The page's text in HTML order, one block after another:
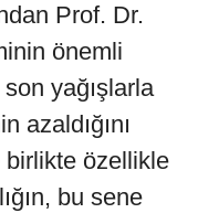
Prof. Dr.
önemli
yağışlarla
azaldığını
özellikle
bu sene